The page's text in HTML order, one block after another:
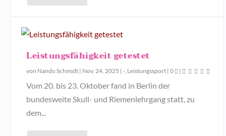
Leistungsfähigkeit getestet
von Nando Schmidt | Nov. 24, 2025 |-, Leistungssport |0 |
Vom 20. bis 23. Oktober fand in Berlin der
bundesweite Skull- und Riemenlehrgang statt, zu
dem...